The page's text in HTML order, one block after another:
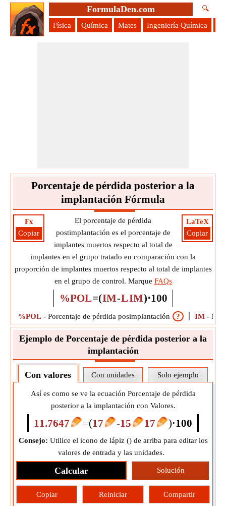
FormulaDen.com 🔍
Física Química Mates Ingeniería Química
Porcentaje de pérdida posterior a la
implantación Fórmula
Fx
Copiar
LaTeX
Copiar
El porcentaje de pérdida
postimplantación es el porcentaje de
implantes muertos respecto al total de
implantes en el grupo tratado en comparación con la
proporción de implantes muertos respecto al total de implantes
en el grupo de control. Marque FAQs
%POL=(IM-LIM)⋅100
%POL - Porcentaje de pérdida posimplantación ? IM -
Ejemplo de Porcentaje de pérdida posterior a la
implantación
Con valores Con unidades Solo ejemplo
Así es como se ve la ecuación Porcentaje de pérdida
posterior a la implantación con Valores.
11.7647 =(17 -15 17 )⋅100
Consejo: Utilice el icono de lápiz () de arriba para editar los
valores de entrada y las unidades.
Calcular Solución
Copiar Reiniciar Compartir